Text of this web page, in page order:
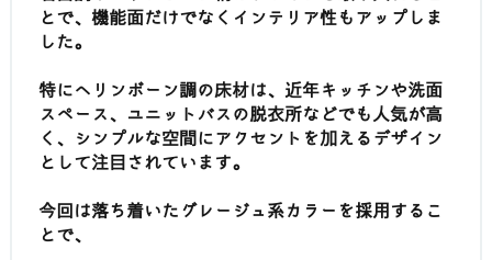
とで、機能面だけでなくインテリア性もアップしま
した。
特にヘリンボーン調の床材は、近年キッチンや洗面
スペース、ユニットバスの脱衣所などでも人気が高
く、シンプルな空間にアクセントを加えるデザイン
として注目されています。
今回は落ち着いたグレージュ系カラーを採用するこ
とで、